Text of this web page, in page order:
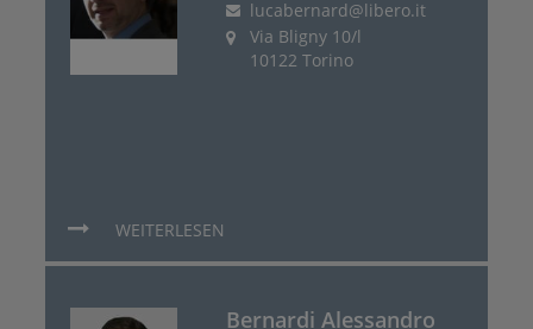
lucabernard@libero.it
Via Bligny 10/l
10122 Torino
WEITERLESEN
Bernardi Alessandro